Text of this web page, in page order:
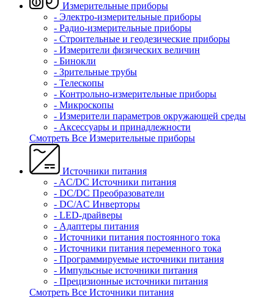
Измерительные приборы
- Электро-измерительные приборы
- Радио-измерительные приборы
- Строительные и геодезические приборы
- Измерители физических величин
- Бинокли
- Зрительные трубы
- Телескопы
- Контрольно-измерительные приборы
- Микроскопы
- Измерители параметров окружающей среды
- Аксессуары и принадлежности
Смотреть Все Измерительные приборы
Источники питания
- AC/DC Источники питания
- DC/DC Преобразователи
- DC/AC Инверторы
- LED-драйверы
- Адаптеры питания
- Источники питания постоянного тока
- Источники питания переменного тока
- Программируемые источники питания
- Импульсные источники питания
- Прецизионные источники питания
Смотреть Все Источники питания